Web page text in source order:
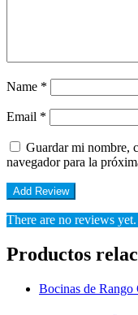
Name *
Email *
Guardar mi nombre,
navegador para la
There are no reviews yet.
Productos
Bocinas de Rango